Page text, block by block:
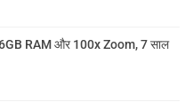
RAM और 100x Zoom, 7 साल